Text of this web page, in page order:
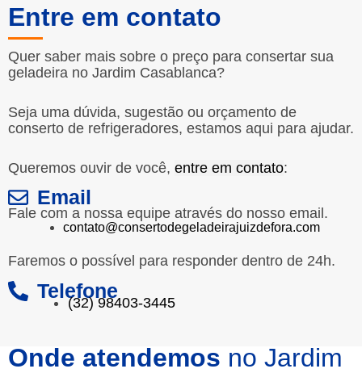
Entre em contato
Quer saber mais sobre o preço para consertar sua
geladeira no Jardim Casablanca?
Seja uma dúvida, sugestão ou orçamento de
conserto de refrigeradores, estamos aqui para ajudar.
Queremos ouvir de você, entre em contato:
Email
Fale com a nossa equipe através do nosso email.
contato@consertodegeladeirajuizdefora.com
Faremos o possível para responder dentro de 24h.
Telefone
(32) 98403-3445
Onde atendemos no Jardim